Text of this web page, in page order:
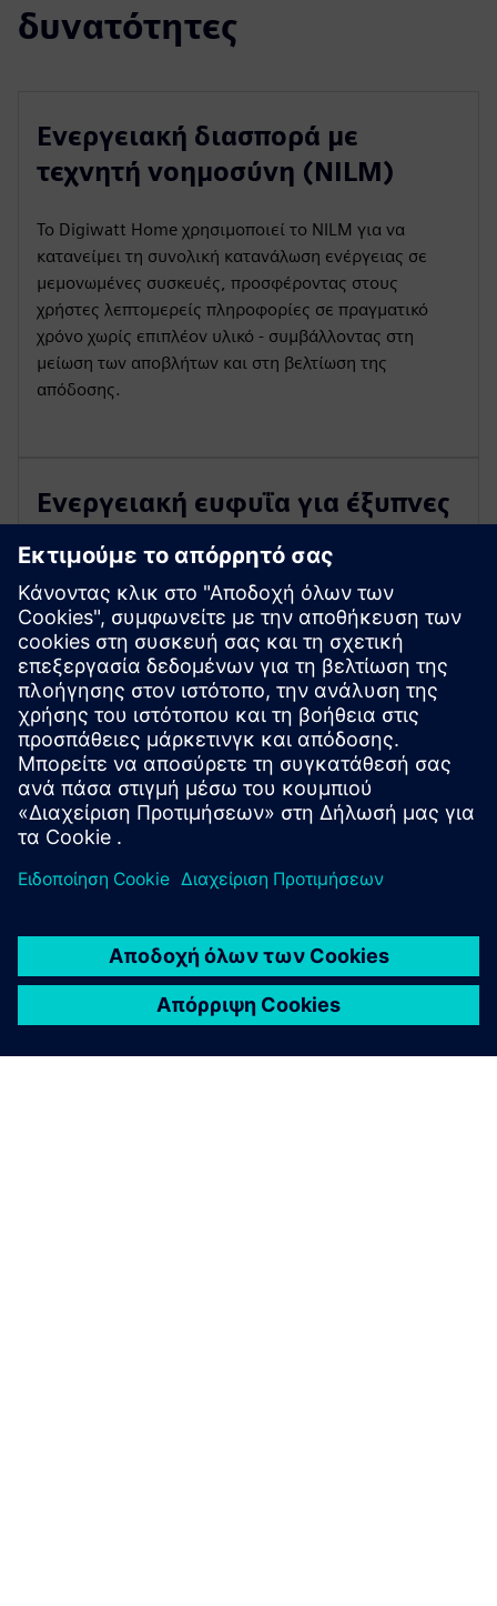
δυνατότητες
Ενεργειακή διασπορά με
τεχνητή νοημοσύνη (NILM)
Το Digiwatt Home χρησιμοποιεί το NILM για να
κατανείμει τη συνολική κατανάλωση ενέργειας σε
μεμονωμένες συσκευές, προσφέροντας στους
χρήστες λεπτομερείς πληροφορίες σε πραγματικό
χρόνο χωρίς επιπλέον υλικό - συμβάλλοντας στη
μείωση των αποβλήτων και στη βελτίωση της
απόδοσης.
Ενεργειακή ευφυΐα για έξυπνες
πληροφορίες
Η πλατφόρμα αναλύει τα πρότυπα κατανάλωσης για
να παρέχει εξατομικευμένες συμβουλές, προβλέψεις
χρήσης και ειδοποιήσεις - μετατρέποντας τα
ακατέργαστα δεδομένα σε έξυπνες, δραστήριες
πληροφορίες που ενισχύουν την ευαισθητοποίηση
και υποστηρίζουν τις καθημερινές ενεργειακές
επιλογές.